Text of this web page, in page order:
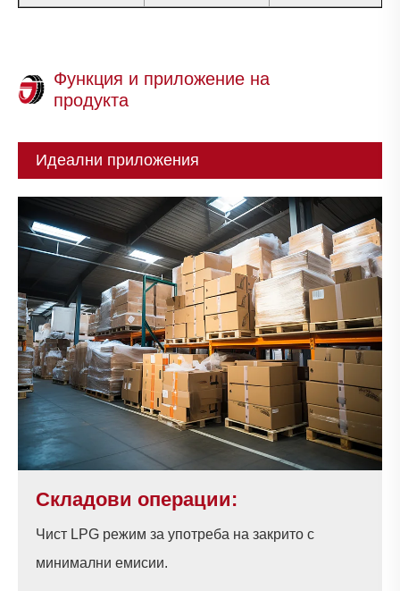
Функция и приложение на
продукта
Идеални приложения
Складови операции:
Чист LPG режим за употреба на закрито с
минимални емисии.